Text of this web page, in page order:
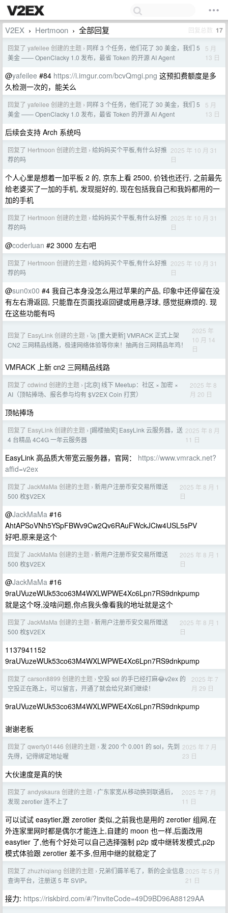
V2EX › Hertmoon › 全部回复 回复总数 17
回复了 yafeilee 创建的主题 › 同样 3 个任务，他们花了 30 美金，我们 5
美金 —— OpenClacky 1.0 发布，最省 Token 的开源 AI Agent
5 月
13 日
@yafeilee #84 https://i.imgur.com/bcvQmgi.png 这预扣费额度是多
久检测一次的，能关么
回复了 yafeilee 创建的主题 › 同样 3 个任务，他们花了 30 美金，我们 5
美金 —— OpenClacky 1.0 发布，最省 Token 的开源 AI Agent
5 月
13 日
后续会支持 Arch 系统吗
回复了 Hertmoon 创建的主题 › 给妈妈买个平板,有什么好推
荐的吗
2025 年 10 月 31
日
个人心里是想着一加平板 2 的, 京东上看 2500, 价钱也还行, 之前最先
给老婆买了一加的手机, 发现挺好的, 现在包括我自己和我妈都用的一
加的手机
回复了 Hertmoon 创建的主题 › 给妈妈买个平板,有什么好推
荐的吗
2025 年 10 月 31
日
@coderluan #2 3000 左右吧
回复了 Hertmoon 创建的主题 › 给妈妈买个平板,有什么好推
荐的吗
2025 年 10 月 31
日
@sun0x00 #4 我自己本身没怎么用过苹果的产品, 印象中还停留在没
有左右滑返回, 只能靠在页面找返回键或用悬浮球, 感觉挺麻烦的. 现
在这些功能有吗
回复了 EasyLink 创建的主题 › 🚀 [重大更新] VMRACK 正式上架
CN2 三网精品线路，极速网络体验等你来！抽两台三网精品年鸡！
2025 年
10 月 14
日
VMRACK 上新 cn2 三网精品线路
回复了 cdwind 创建的主题 › [北京] 线下 Meetup：社区 × 加密 ×
AI（顶帖捧场、报名参与均有 $V2EX Coin 打赏）
2025 年 8
月 20 日
顶帖捧场
回复了 EasyLink 创建的主题 › [踢楼抽奖] EasyLink 云服务器，送
4 台精品 4C4G 一年云服务器
2025 年 8 月
11 日
EasyLink 高品质大带宽云服务器，官网： https://www.vmrack.net?
affid=v2ex
回复了 JackMaMa 创建的主题 › 新用户注册币安交易所赠送
500 枚$V2EX
2025 年 8 月 1
日
@JackMaMa #16
AhtAPSoVNh5YSpFBWv9Cw2Qv6RAuFWckJCiw4USL5sPV
好吧,原来是这个
回复了 JackMaMa 创建的主题 › 新用户注册币安交易所赠送
500 枚$V2EX
2025 年 8 月 1
日
@JackMaMa #16
9raUVuzeWUk53co63M4WXLWPWE4Xc6Lpn7RS9dnkpump
就是这个呀,没啥问题,你点我头像看我的地址就是这个
回复了 JackMaMa 创建的主题 › 新用户注册币安交易所赠送
500 枚$V2EX
2025 年 8 月 1
日
1137941152
9raUVuzeWUk53co63M4WXLWPWE4Xc6Lpn7RS9dnkpump
回复了 carson8899 创建的主题 › 空投 sol 的手已经打麻😂v2ex 的
空投正在路上，可以留言，开通了就会给兄弟们继续！
2025 年 7
月 29 日
9raUVuzeWUk53co63M4WXLWPWE4Xc6Lpn7RS9dnkpump
谢谢老板
回复了 qwerty01446 创建的主题 › 发 200 个 0.001 的 sol，先到
先得，记得绑定地址喔
2025 年 7 月
23 日
大伙速度是真的快
回复了 andyskaura 创建的主题 › 广东家宽从移动换到联通后，
发现 zerotier 连不上了
2025 年 7 月
11 日
可以试试 easytier,跟 zerotier 类似,之前我也是用的 zerotier 组网,在
外连家里网时都是偶尔才能连上,自建的 moon 也一样,后面改用
easytier 了,他有个好处可以自己选择强制 p2p 或中继转发模式,p2p
模式体验跟 zerotier 差不多,但用中继的就稳定了
回复了 zhuzhiqiang 创建的主题 › 兄弟们薅羊毛了，新的企业信息
查询平台，注册送 5 年 SVIP。
2025 年 5 月
21 日
接力: https://riskbird.com/#/?inviteCode=49D9BD96A88129AA